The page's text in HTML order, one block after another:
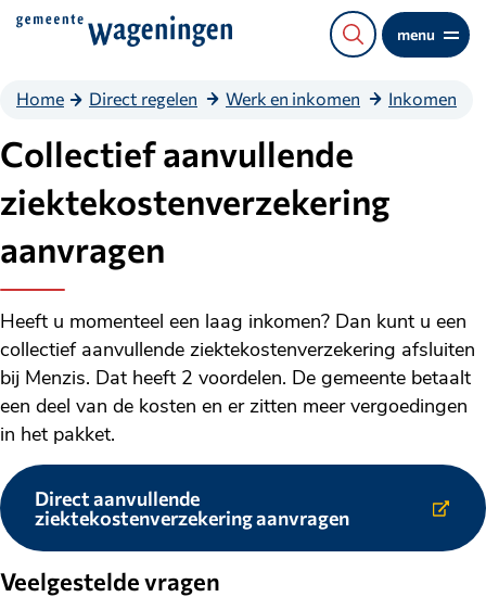
Direct
content
menu
Home Direct regelen Werk en inkomen Inkomen
Collectief aanvullende
ziektekostenverzekering
aanvragen
Heeft u momenteel een laag inkomen? Dan kunt u een
collectief aanvullende ziektekostenverzekering afsluiten
bij Menzis. Dat heeft 2 voordelen. De gemeente betaalt
een deel van de kosten en er zitten meer vergoedingen
in het pakket.
Direct aanvullende
ziektekostenverzekering aanvragen
Link
externe
website.
Veelgestelde vragen